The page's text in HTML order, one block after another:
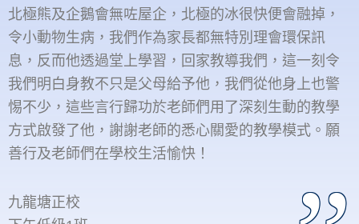
北極熊及企鵝會無咗屋企，北極的冰很快便會融掉，
令小動物生病，我們作為家長都無特別理會環保訊
息，反而他透過堂上學習，回家教導我們，這一刻令
我們明白身教不只是父母給予他，我們從他身上也警
惕不少，這些言行歸功於老師們用了深刻生動的教學
方式啟發了他，謝謝老師的悉心關愛的教學模式。願
善行及老師們在學校生活愉快！
九龍塘正校